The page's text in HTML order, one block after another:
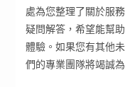
處為您整理了關於服
疑問解答，希望能幫
體驗。如果您有其他
們的專業團隊將竭誠